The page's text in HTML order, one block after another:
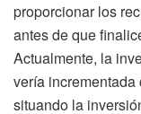
proporcionar los
antes de que
Actualmente, la
vería
situando la